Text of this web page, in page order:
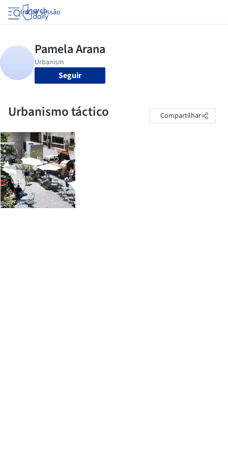
Iniciar sessão
Seguir
Urbanismo táctico Compartilhar